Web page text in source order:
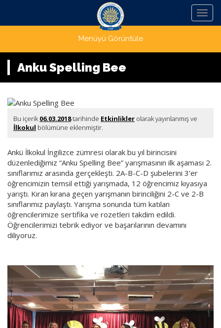
Menü
Menüyü Görüntüle
Anku Spelling Bee
Bu içerik06.03.2018tarihinde Etkinlikler olarak yayınlanmış ve
İlkokul bölümüne eklenmiştir.
Ankü İlkokul İngilizce zümresi olarak bu yıl birincisini
düzenlediğimiz “Anku Spelling Bee” yarışmasının ilk aşaması 2.
sınıflarımız arasında gerçekleşti. 2A-B-C-D şubelerini 3’er
öğrencimizin temsil ettiği yarışmada, 12 öğrencimiz kıyasıya
yarıştı. Kıran kırana geçen yarışmanın birinciliğini 2-C ve 2-B
sınıflarımız paylaştı. Yarışma sonunda tüm katılan
öğrencilerimize sertifika ve rozetleri takdim edildi.
Öğrencilerimizi tebrik ediyor ve başarılarının devamını
diliyoruz.
1
2
3
4
Previous